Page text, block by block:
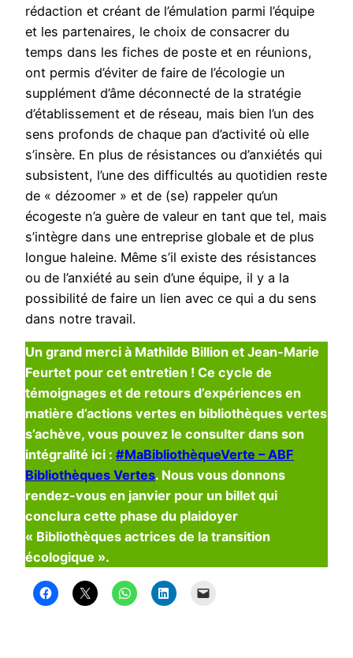
rédaction et créant de l’émulation parmi l’équipe
et les partenaires, le choix de consacrer du
temps dans les fiches de poste et en réunions,
ont permis d’éviter de faire de l’écologie un
supplément d’âme déconnecté de la stratégie
d’établissement et de réseau, mais bien l’un des
sens profonds de chaque pan d’activité où elle
s’insère. En plus de résistances ou d’anxiétés qui
subsistent, l’une des difficultés au quotidien reste
de « dézoomer » et de (se) rappeler qu’un
écogeste n’a guère de valeur en tant que tel, mais
s’intègre dans une entreprise globale et de plus
longue haleine. Même s’il existe des résistances
ou de l’anxiété au sein d’une équipe, il y a la
possibilité de faire un lien avec ce qui a du sens
dans notre travail.
Un grand merci à Mathilde Billion et Jean-Marie
Feurtet pour cet entretien ! Ce cycle de
témoignages et de retours d’expériences en
matière d’actions vertes en bibliothèques vertes
s’achève, vous pouvez le consulter dans son
intégralité ici : #MaBibliothèqueVerte – ABF
Bibliothèques Vertes. Nous vous donnons
rendez-vous en janvier pour un billet qui
conclura cette phase du plaidoyer
« Bibliothèques actrices de la transition
écologique ».